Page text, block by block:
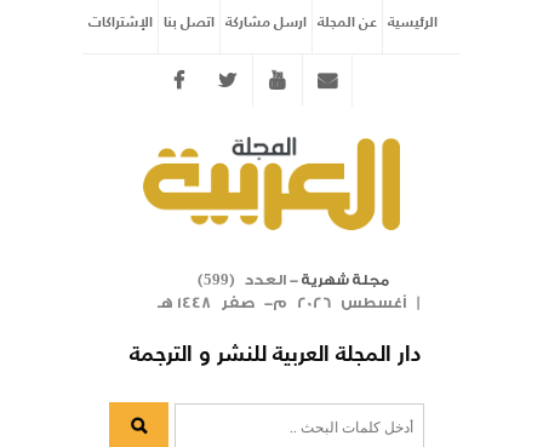
الرئيسية عن المجلة ارسل مشاركة اتصل بنا الإشتراكات
Twitter youtube
مجلة شهرية- العدد ( 599
)
| أغسطس 2026 م- صفر 1448 هـ
دار المجلة العربية للنشر و الترجمة